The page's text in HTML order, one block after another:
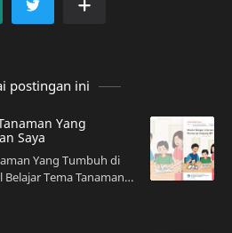
postingan ini
Yang
Saya
Yang Tumbuh di
Saya…